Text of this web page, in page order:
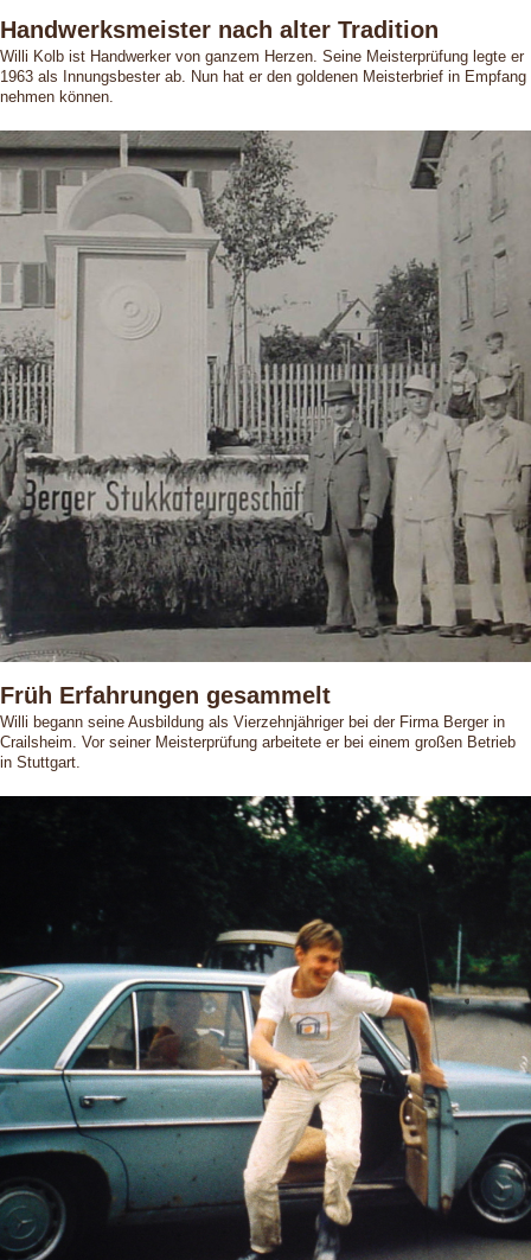
Handwerksmeister nach alter Tradition
Willi Kolb ist Handwerker von ganzem Herzen. Seine Meisterprüfung legte er
1963 als Innungsbester ab. Nun hat er den goldenen Meisterbrief in Empfang
nehmen können.
Früh Erfahrungen gesammelt
Willi begann seine Ausbildung als Vierzehnjähriger bei der Firma Berger in
Crailsheim. Vor seiner Meisterprüfung arbeitete er bei einem großen Betrieb
in Stuttgart.